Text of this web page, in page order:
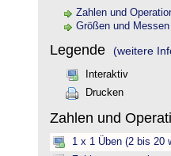
Zahlen und
Größen und Messen
Legende (weitere
Interaktiv
Drucken
Zahlen und
1 x 1 Üben (2 bis 20